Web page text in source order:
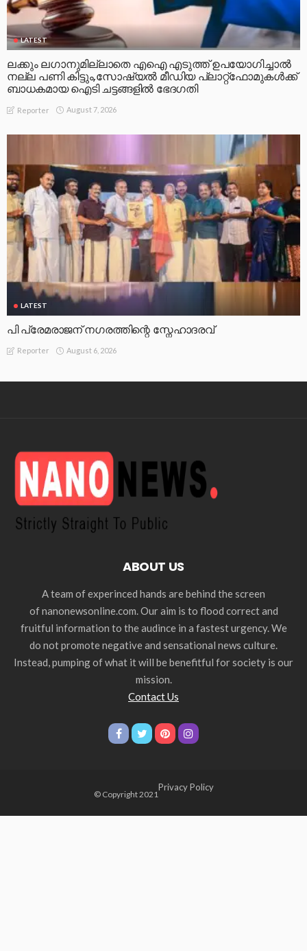
LATEST
ലക്കും ലഗാനുമില്ലാതെ എഐ എടുത്ത് ഉപയോഗിച്ചാല്‍
നല്ല പണി കിട്ടും,സോഷ്യല്‍ മീഡിയ പ്ലാറ്റ്‌ഫോമുകള്‍ക്ക്
ബാധകമായ ഐടി ചട്ടങ്ങളില്‍ ഭേദഗതി
Reporter August 7, 2026
LATEST
പി പ്രേമരാജന് നഗരത്തിന്റെ സ്നേഹാദരവ്
Reporter August 6, 2026
ABOUT US
A team of experinced hands are behind the screen
of nanonewsonline.com. Our aim is to flood correct and
fruitful information to the audince in a fastest urgency. We
do not promote negative and sensational news culture.
Instead, pumping of what it will be benefitful for society is our
mission.
Contact Us
© Copyright 2021
Privacy Policy